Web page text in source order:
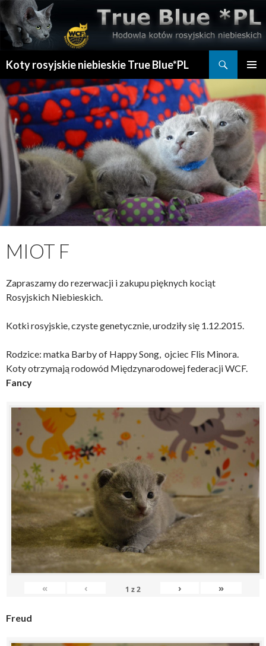
Koty rosyjskie niebieskie True Blue*PL
DO
TREŚCI
MIOT F
Zapraszamy do rezerwacji i zakupu pięknych kociąt
Rosyjskich Niebieskich.
Kotki rosyjskie, czyste genetycznie, urodziły się 1.12.2015.
Rodzice: matka Barby of Happy Song, ojciec Flis Minora.
Koty otrzymają rodowód Międzynarodowej federacji WCF.
Fancy
« ‹ 1 z2 › »
Freud